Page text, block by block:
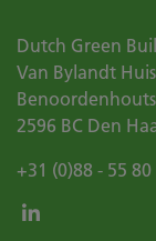
Dutch Green
Van Bylandt Huis
2596 BC Den
+31 (0)88 - 55 80